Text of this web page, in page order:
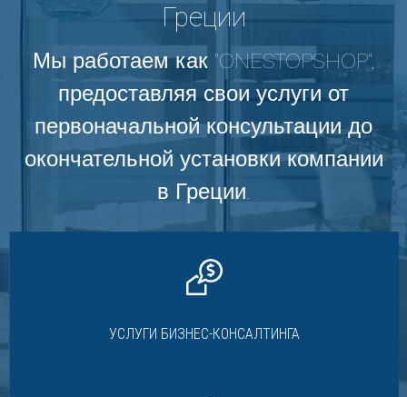
Греции
Мы работаем как "ONESTOPSHOP",
предоставляя свои услуги от
первоначальной консультации до
окончательной установки компании
в Греции.
УСЛУГИ БИЗНЕС-КОНСАЛТИНГА